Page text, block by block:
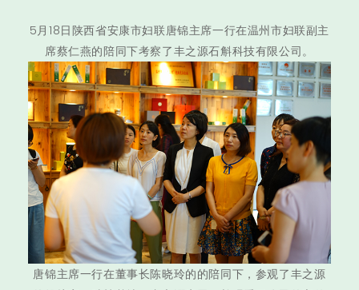
5月18日陕西省安康市妇联唐锦主席一行在温州市妇联副主
席蔡仁燕的陪同下考察了丰之源石斛科技有限公司。
唐锦主席一行在董事长陈晓玲的的陪同下，参观了丰之源